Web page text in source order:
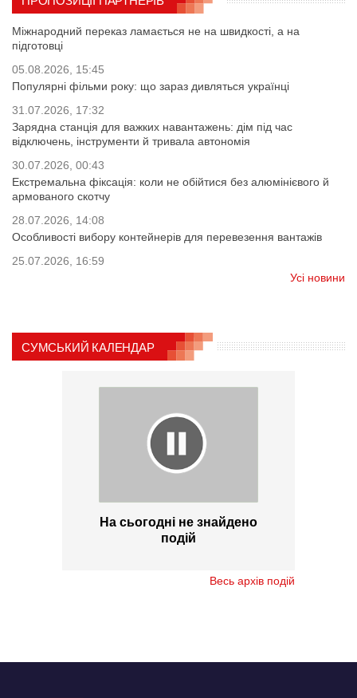
Міжнародний переказ ламається не на швидкості, а на
підготовці
05.08.2026, 15:45
Популярні фільми року: що зараз дивляться українці
31.07.2026, 17:32
Зарядна станція для важких навантажень: дім під час
відключень, інструменти й тривала автономія
30.07.2026, 00:43
Екстремальна фіксація: коли не обійтися без алюмінієвого й
армованого скотчу
28.07.2026, 14:08
Особливості вибору контейнерів для перевезення вантажів
25.07.2026, 16:59
Усі новини
СУМСЬКИЙ КАЛЕНДАР
На сьогодні не знайдено
подій
Весь архів подій